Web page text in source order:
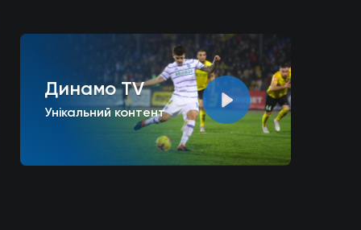
Динамо TV
Унікальний контент